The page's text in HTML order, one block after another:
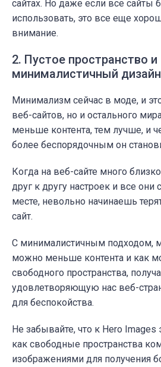
сайтах. Но даже если все сайты
использовать, это все еще
внимание.
2. Пустое пространство и
минималистичный дизайн
Минимализм сейчас в моде, и
веб-сайтов, но и остального
меньше контента, тем лучше, и
более беспорядочным он
Когда на веб-сайте много
друг к другу настроек и все
месте, невольно начинаешь
сайт.
С минималистичным подходом,
можно меньше контента и как
свободного пространства,
удовлетворяющую нас веб-
для беспокойства.
Не забывайте, что к Hero Images
как свободные пространства
изображениями для получения